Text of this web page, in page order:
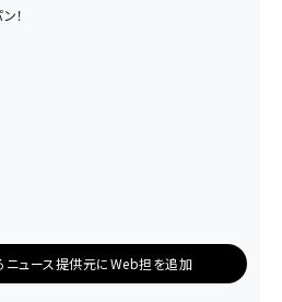
！
ニュース提供元にWeb担を追加